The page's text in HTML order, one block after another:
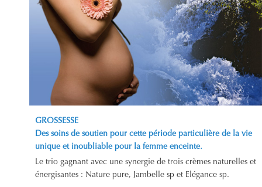
GROSSESSE
Des soins de soutien pour cette période particulière de la vie
unique et inoubliable pour la femme enceinte.
Le trio gagnant avec une synergie de trois crèmes naturelles et
énergisantes : Nature pure, Jambelle sp et Elégance sp.